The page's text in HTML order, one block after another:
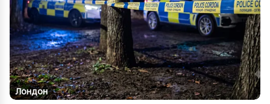
Лондон